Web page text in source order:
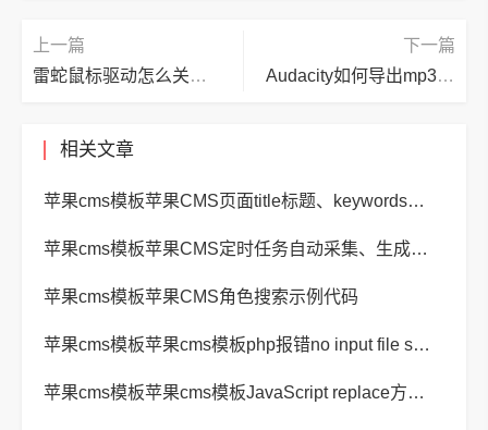
上一篇
雷蛇鼠标驱动怎么关闭鼠标呼吸灯？雷蛇鼠标驱动关闭鼠标呼吸灯教程
下一篇
Audacity如何导出mp3格式录音?Audacity导出mp3格式录音教程
相关文章
苹果cms模板苹果CMS页面title标题、keywords关键词、description描述SEO优化
苹果cms模板苹果CMS定时任务自动采集、生成、推送
苹果cms模板苹果CMS角色搜索示例代码
苹果cms模板苹果cms模板php报错no input file specified解决方法
苹果cms模板苹果cms模板JavaScript replace方法替换字符串空格方法